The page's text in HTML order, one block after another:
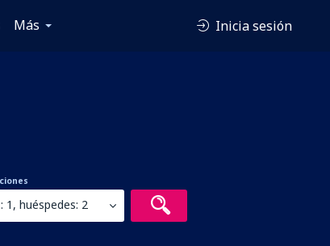
Más Inicia sesión
1, huéspedes: 2